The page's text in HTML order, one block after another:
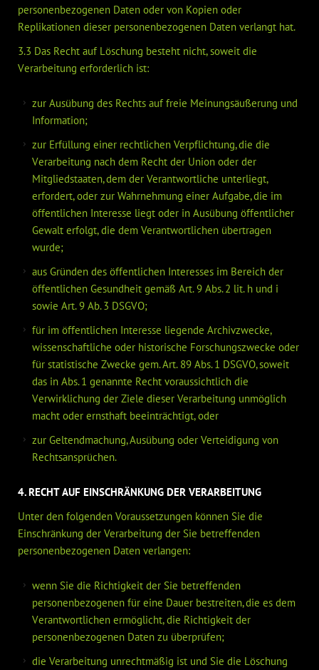
personenbezogenen Daten oder von Kopien oder
Replikationen dieser personenbezogenen Daten verlangt hat.
3.3 Das Recht auf Löschung besteht nicht, soweit die
Verarbeitung erforderlich ist:
zur Ausübung des Rechts auf freie Meinungsäußerung und
Information;
zur Erfüllung einer rechtlichen Verpflichtung, die die
Verarbeitung nach dem Recht der Union oder der
Mitgliedstaaten, dem der Verantwortliche unterliegt,
erfordert, oder zur Wahrnehmung einer Aufgabe, die im
öffentlichen Interesse liegt oder in Ausübung öffentlicher
Gewalt erfolgt, die dem Verantwortlichen übertragen
wurde;
aus Gründen des öffentlichen Interesses im Bereich der
öffentlichen Gesundheit gemäß Art. 9 Abs. 2 lit. h und i
sowie Art. 9 Ab. 3 DSGVO;
für im öffentlichen Interesse liegende Archivzwecke,
wissenschaftliche oder historische Forschungszwecke oder
für statistische Zwecke gem. Art. 89 Abs. 1 DSGVO, soweit
das in Abs. 1 genannte Recht voraussichtlich die
Verwirklichung der Ziele dieser Verarbeitung unmöglich
macht oder ernsthaft beeinträchtigt, oder
zur Geltendmachung, Ausübung oder Verteidigung von
Rechtsansprüchen.
4. RECHT AUF EINSCHRÄNKUNG DER VERARBEITUNG
Unter den folgenden Voraussetzungen können Sie die
Einschränkung der Verarbeitung der Sie betreffenden
personenbezogenen Daten verlangen:
wenn Sie die Richtigkeit der Sie betreffenden
personenbezogenen für eine Dauer bestreiten, die es dem
Verantwortlichen ermöglicht, die Richtigkeit der
personenbezogenen Daten zu überprüfen;
die Verarbeitung unrechtmäßig ist und Sie die Löschung